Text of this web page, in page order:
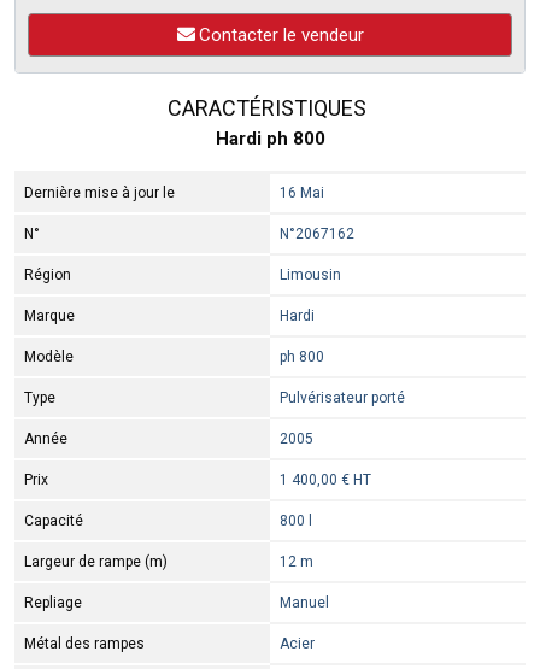
Contacter le vendeur
CARACTÉRISTIQUES
Hardi ph 800
Dernière mise à jour le 16 Mai
N° N°2067162
Région Limousin
Marque Hardi
Modèle ph 800
Type Pulvérisateur porté
Année 2005
Prix 1 400,00 € HT
Capacité 800 l
Largeur de rampe (m) 12 m
Repliage Manuel
Métal des rampes Acier